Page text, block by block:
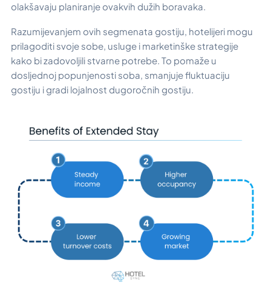
olakšavaju planiranje ovakvih dužih boravaka.
Razumijevanjem ovih segmenata gostiju, hotelijeri mogu
prilagoditi svoje sobe, usluge i marketinške strategije
kako bi zadovoljili stvarne potrebe. To pomaže u
dosljednoj popunjenosti soba, smanjuje fluktuaciju
gostiju i gradi lojalnost dugoročnih gostiju.